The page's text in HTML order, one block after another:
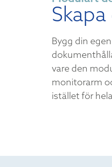
Bygg din
vare den
monitorarm
istället för